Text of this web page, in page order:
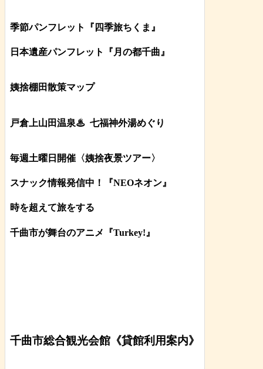
季節パンフレット『四季旅ちくま』
日本遺産パンフレット 『月の都千曲 』
姨捨棚田散策マップ
戸倉上山田温泉♨ 七福神外湯めぐり
毎週土曜日開催〈姨捨夜景ツアー〉
スナック情報発信中！『NEOネオン』
時を超えて旅をする
千曲市が舞台のアニメ『Turkey!』
千曲市総合観光会館《貸館利用案内》